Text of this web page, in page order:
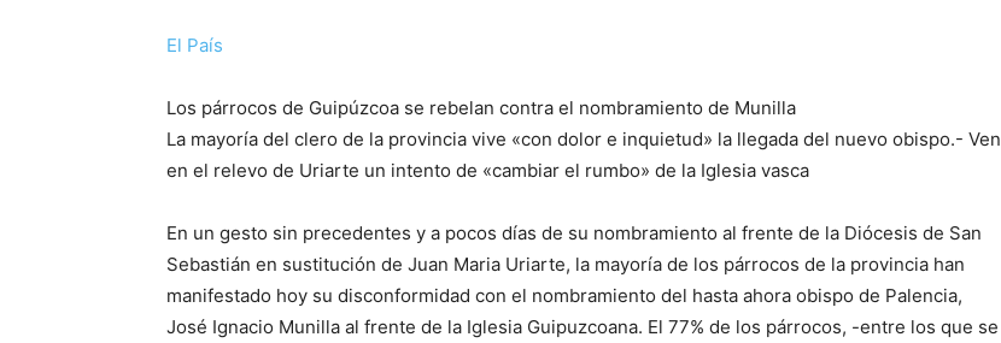
El País
Los párrocos de Guipúzcoa se rebelan contra el nombramiento de Munilla
La mayoría del clero de la provincia vive «con dolor e inquietud» la llegada del nuevo obispo.- Ven
en el relevo de Uriarte un intento de «cambiar el rumbo» de la Iglesia vasca
En un gesto sin precedentes y a pocos días de su nombramiento al frente de la Diócesis de San
Sebastián en sustitución de Juan Maria Uriarte, la mayoría de los párrocos de la provincia han
manifestado hoy su disconformidad con el nombramiento del hasta ahora obispo de Palencia,
José Ignacio Munilla al frente de la Iglesia Guipuzcoana. El 77% de los párrocos, -entre los que se